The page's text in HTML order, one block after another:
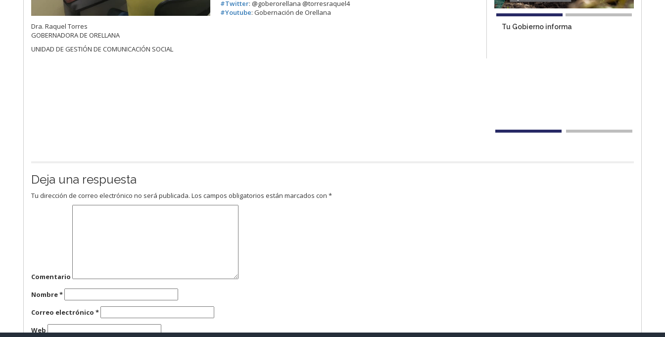
#Twitter: @goberorellana @torresraquel4
#Youtube: Gobernación de Orellana
Dra. Raquel Torres
GOBERNADORA DE ORELLANA
UNIDAD DE GESTIÓN DE COMUNICACIÓN SOCIAL
Tu Gobierno informa
Deja una respuesta
Tu dirección de correo electrónico no será publicada. Los campos obligatorios están marcados con*
Comentario
Nombre*
Correo electrónico*
Web